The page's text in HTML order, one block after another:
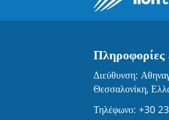
Πληροφορίες
Διεύθυνση:
Θεσσαλονίκη,
Τηλέφωνο: +30